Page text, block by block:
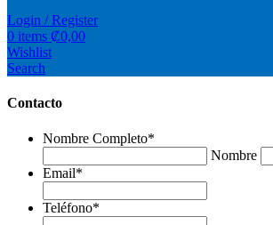
Login / Register
0 items ₡0,00
Wishlist
Search
Contacto
Nombre Completo*
Nombre
Email*
Teléfono*